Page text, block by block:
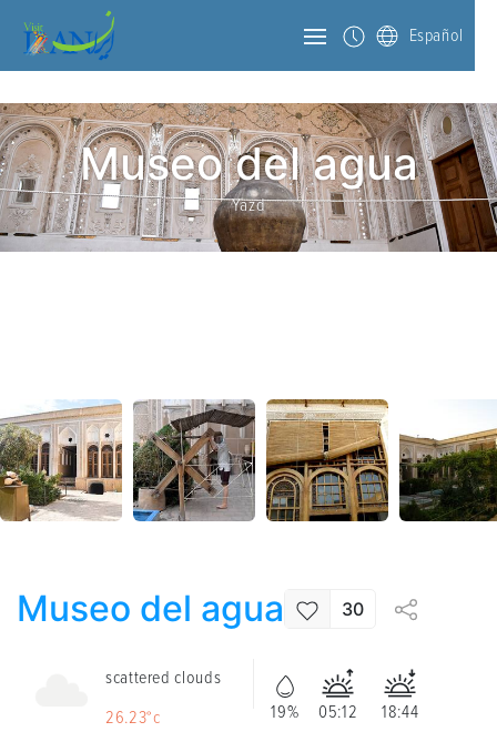
Español
Museo del agua
Yazd
Museo del agua 30
scattered clouds
26.23°c
19% 05:12
18:44